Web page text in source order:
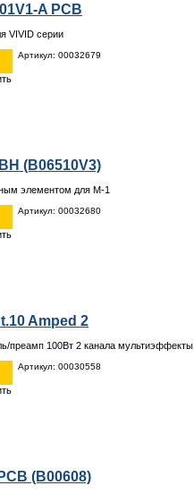
A PCB
VIVID серии
Артикул: 00032679
(B06510V3)
элементом для M-1
Артикул: 00032680
Amped 2
преамп 100Вт 2 каналa мультиэффекты
Артикул: 00030558
(B00608)